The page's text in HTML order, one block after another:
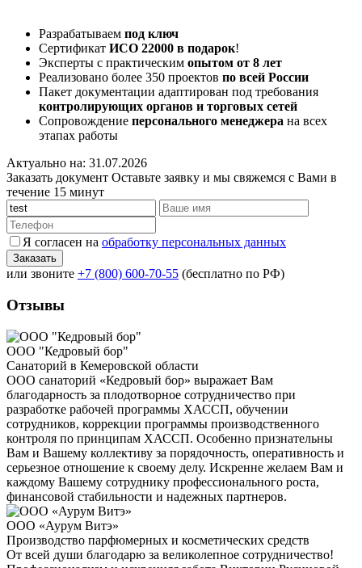
Разрабатываем под ключ
Сертификат ИСО 22000 в подарок!
Эксперты с практическим опытом от 8 лет
Реализовано более 350 проектов по всей России
Пакет документации адаптирован под требования
контролирующих органов и торговых сетей
Сопровождение персонального менеджера на всех
этапах работы
Актуально на: 31.07.2026
Заказать документ Оставьте заявку и мы свяжемся с Вами в
течение 15 минут
Я согласен на обработку персональных данных
или звоните +7 (800) 600-70-55 (бесплатно по РФ)
Отзывы
ООО "Кедровый бор"
Санаторий в Кемеровской области
ООО санаторий «Кедровый бор» выражает Вам
благодарность за плодотворное сотрудничество при
разработке рабочей программы ХАССП, обучении
сотрудников, коррекции программы производственного
контроля по принципам ХАССП. Особенно признательны
Вам и Вашему коллективу за порядочность, оперативность и
серьезное отношение к своему делу. Искренне желаем Вам и
каждому Вашему сотруднику профессионального роста,
финансовой стабильности и надежных партнеров.
ООО «Аурум Витэ»
Производство парфюмерных и косметических средств
От всей души благодарю за великолепное сотрудничество!